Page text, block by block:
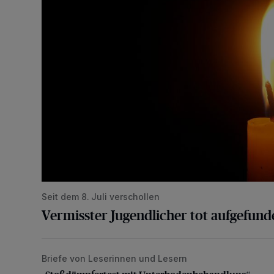
Seit dem 8. Juli verschollen
Vermisster Jugendlicher tot
„Stoßdämpfertest mit Unterbodenbehandlung“
Briefe von Leserinnen und Lesern